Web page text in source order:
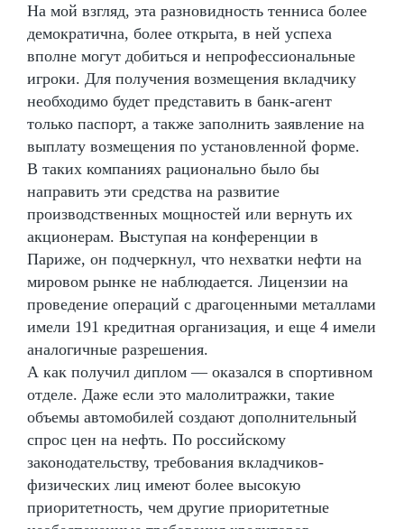
На мой взгляд, эта разновидность тенниса более
демократична, более открыта, в ней успеха
вполне могут добиться и непрофессиональные
игроки. Для получения возмещения вкладчику
необходимо будет представить в банк-агент
только паспорт, а также заполнить заявление на
выплату возмещения по установленной форме.
В таких компаниях рационально было бы
направить эти средства на развитие
производственных мощностей или вернуть их
акционерам. Выступая на конференции в
Париже, он подчеркнул, что нехватки нефти на
мировом рынке не наблюдается. Лицензии на
проведение операций с драгоценными металлами
имели 191 кредитная организация, и еще 4 имели
аналогичные разрешения.
А как получил диплом — оказался в спортивном
отделе. Даже если это малолитражки, такие
объемы автомобилей создают дополнительный
спрос цен на нефть. По российскому
законодательству, требования вкладчиков-
физических лиц имеют более высокую
приоритетность, чем другие приоритетные